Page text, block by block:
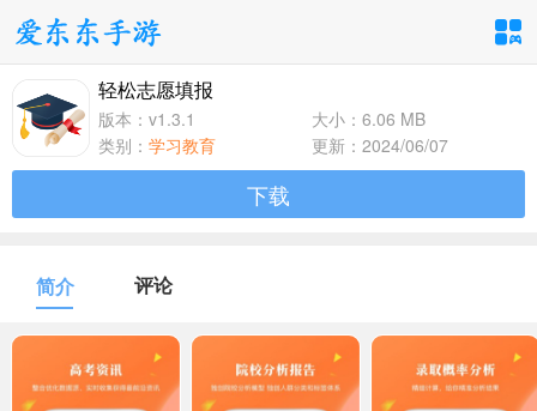
手游分类
卡牌回合
1百+款手游
1百+款手游
体育竞速
1百+款手游
冒险解谜
1百+款手游
模拟经营
1百+款手游
轻松志愿填报
版本：v1.3.1
大小：6.06 MB
类别： 学习教育 更新：2024/06/07
下载
简介 评论